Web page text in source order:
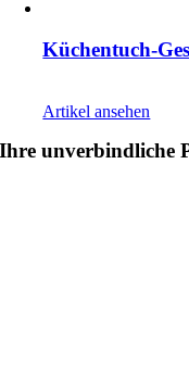
Küchentuch-
Artikel ansehen
Ihre unverbindliche